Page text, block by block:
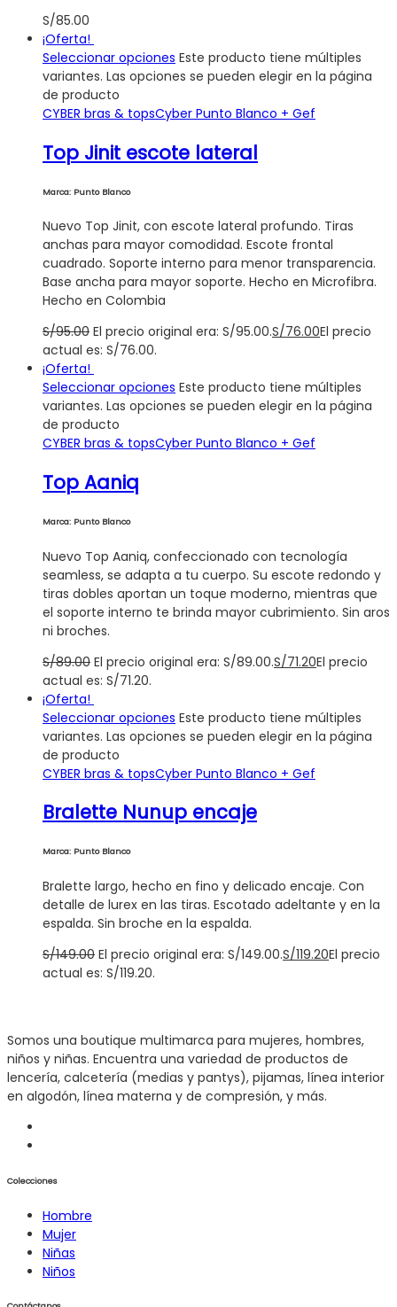
S/85.00
¡Oferta!
Seleccionar opciones Este producto tiene múltiples
variantes. Las opciones se pueden elegir en la página
de producto
CYBER bras & topsCyber Punto Blanco + Gef
Top Jinit escote lateral
Marca: Punto Blanco
Nuevo Top Jinit, con escote lateral profundo. Tiras
anchas para mayor comodidad. Escote frontal
cuadrado. Soporte interno para menor transparencia.
Base ancha para mayor soporte. Hecho en Microfibra.
Hecho en Colombia
S/95.00 El precio original era: S/95.00.S/76.00El precio
actual es: S/76.00.
¡Oferta!
Seleccionar opciones Este producto tiene múltiples
variantes. Las opciones se pueden elegir en la página
de producto
CYBER bras & topsCyber Punto Blanco + Gef
Top Aaniq
Marca: Punto Blanco
Nuevo Top Aaniq, confeccionado con tecnología
seamless, se adapta a tu cuerpo. Su escote redondo y
tiras dobles aportan un toque moderno, mientras que
el soporte interno te brinda mayor cubrimiento. Sin aros
ni broches.
S/89.00 El precio original era: S/89.00.S/71.20El precio
actual es: S/71.20.
¡Oferta!
Seleccionar opciones Este producto tiene múltiples
variantes. Las opciones se pueden elegir en la página
de producto
CYBER bras & topsCyber Punto Blanco + Gef
Bralette Nunup encaje
Marca: Punto Blanco
Bralette largo, hecho en fino y delicado encaje. Con
detalle de lurex en las tiras. Escotado adeltante y en la
espalda. Sin broche en la espalda.
S/149.00 El precio original era: S/149.00.S/119.20El precio
actual es: S/119.20.
Somos una boutique multimarca para mujeres, hombres,
niños y niñas. Encuentra una variedad de productos de
lencería, calcetería (medias y pantys), pijamas, línea interior
en algodón, línea materna y de compresión, y más.
Colecciones
Hombre
Mujer
Niñas
Niños